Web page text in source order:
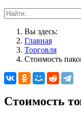
Вы здесь:
Главная
Торговля
Стоимость
Стоимость